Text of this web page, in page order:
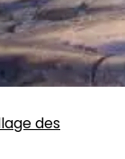
des